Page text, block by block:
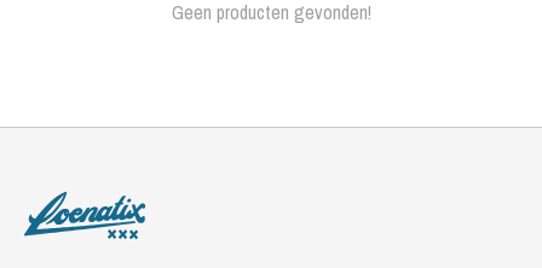
Geen producten gevonden!